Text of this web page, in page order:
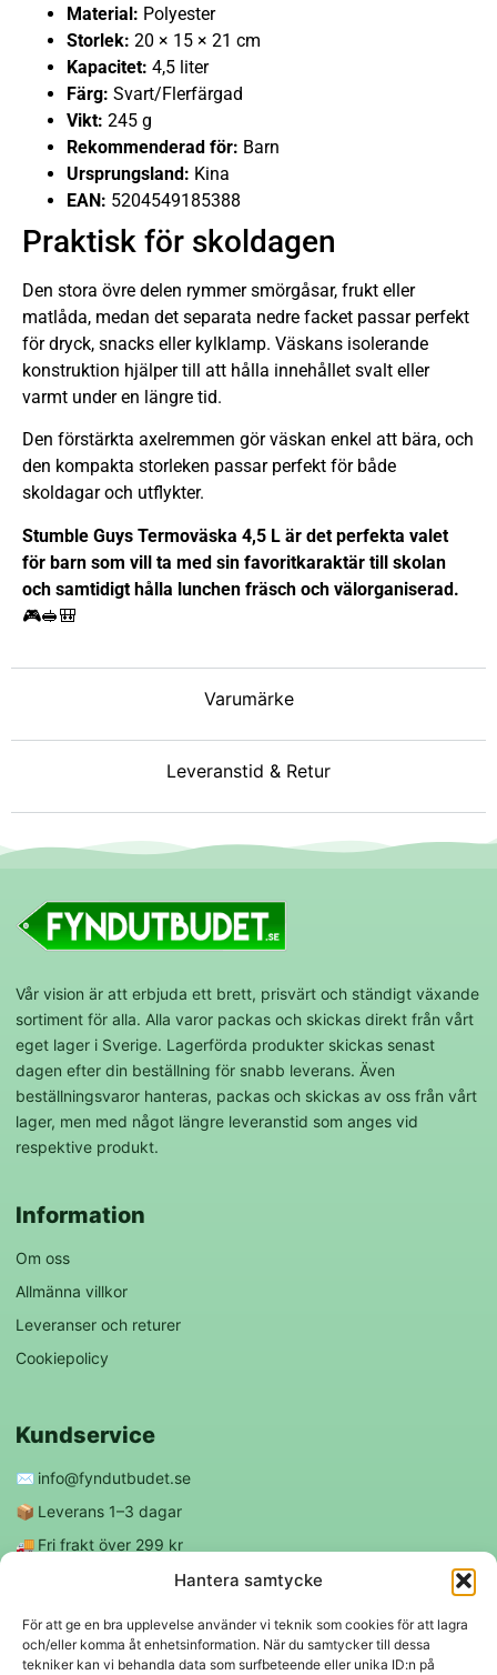
Hantera samtycke
För att ge en bra upplevelse använder vi teknik som cookies för att lagra
och/eller komma åt enhetsinformation. När du samtycker till dessa
tekniker kan vi behandla data som surfbeteende eller unika ID:n på
Varumärke
Leveranstid & Retur
Material: Polyester
Storlek: 20 × 15 × 21 cm
Kapacitet: 4,5 liter
Färg: Svart/Flerfärgad
Vikt: 245 g
Rekommenderad för: Barn
Ursprungsland: Kina
EAN: 5204549185388
Praktisk för skoldagen
Den stora övre delen rymmer smörgåsar, frukt eller
matlåda, medan det separata nedre facket passar perfekt
för dryck, snacks eller kylklamp. Väskans isolerande
konstruktion hjälper till att hålla innehållet svalt eller
varmt under en längre tid.
Den förstärkta axelremmen gör väskan enkel att bära, och
den kompakta storleken passar perfekt för både
skoldagar och utflykter.
Stumble Guys Termoväska 4,5 L är det perfekta valet
för barn som vill ta med sin favoritkaraktär till skolan
och samtidigt hålla lunchen fräsch och välorganiserad.
🎮🥪🎒
Vår vision är att erbjuda ett brett, prisvärt och ständigt växande
sortiment för alla. Alla varor packas och skickas direkt från vårt
eget lager i Sverige. Lagerförda produkter skickas senast
dagen efter din beställning för snabb leverans. Även
beställningsvaror hanteras, packas och skickas av oss från vårt
lager, men med något längre leveranstid som anges vid
respektive produkt.
Information
Om oss
Allmänna villkor
Leveranser och returer
Cookiepolicy
Kundservice
✉️ info@fyndutbudet.se
📦 Leverans 1–3 dagar
🚚 Fri frakt över 299 kr
Följ oss